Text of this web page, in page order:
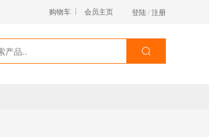
购物车 会员主页 登陆/注册